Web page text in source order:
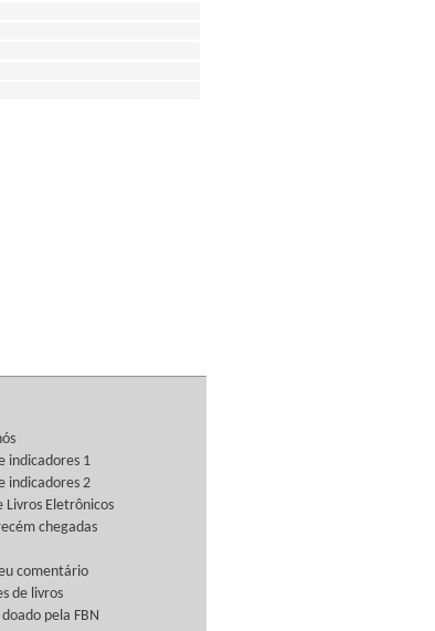
indicadores 1
indicadores 2
Eletrônicos
chegadas
comentário
de livros
pela FBN